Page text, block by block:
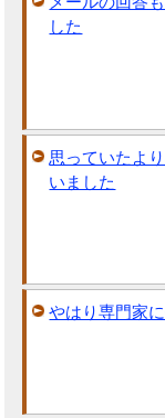
した
思っていたよ
いました
やはり専門家